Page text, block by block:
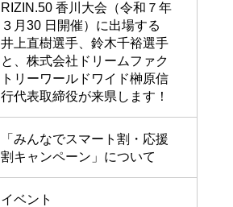
RIZIN.50 香川大会（令和７年
３月30 日開催）に出場する
井上直樹選手、鈴木千裕選手
と、株式会社ドリームファク
トリーワールドワイド榊原信
行代表取締役が来県します！
「みんなでスマート割・応援
割キャンペーン」について
イベント